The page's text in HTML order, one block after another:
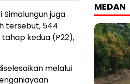
juga
tersebut, 544
kedua (P22),
melalui
MEDAN